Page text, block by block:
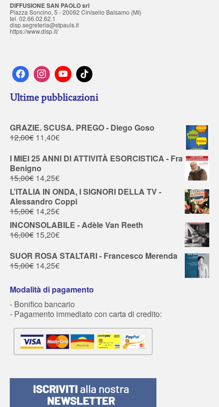
DIFFUSIONE SAN PAOLO srl
Piazza Soncino, 5 - 20092 Cinisello Balsamo (MI)
tel. 02.66.02.62.1
disp.segreteria@stpauls.it
https://www.disp.it/
Ultime pubblicazioni
GRAZIE. SCUSA. PREGO - Diego Goso
12,00€ 11,40€
I MIEI 25 ANNI DI ATTIVITÀ ESORCISTICA - Fra
Benigno
15,00€ 14,25€
L’ITALIA IN ONDA, I SIGNORI DELLA TV -
Alessandro Coppi
15,00€ 14,25€
INCONSOLABILE - Adèle Van Reeth
16,00€ 15,20€
SUOR ROSA STALTARI - Francesco Merenda
15,00€ 14,25€
Modalità di pagamento
- Bonifico bancario
- Pagamento immediato con carta di credito: